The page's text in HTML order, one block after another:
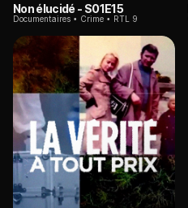
Non élucidé- S01E15
Documentaires Crime RTL 9